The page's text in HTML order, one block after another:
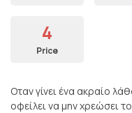
4
Price
Οταν γίνει ένα ακραίο
οφείλει να μην χρεώσει